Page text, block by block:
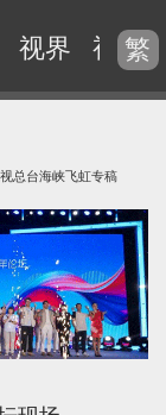
视界 视频
繁
总台海峡飞虹专稿